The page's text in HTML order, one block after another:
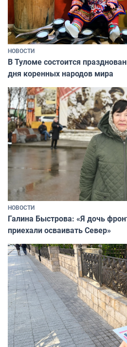
НОВОСТИ
В Туломе состоится
дня коренных народов мира
НОВОСТИ
Галина Быстрова: «Я дочь
приехали осваивать Север»